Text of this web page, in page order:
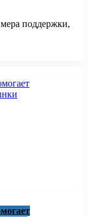
поддержки,